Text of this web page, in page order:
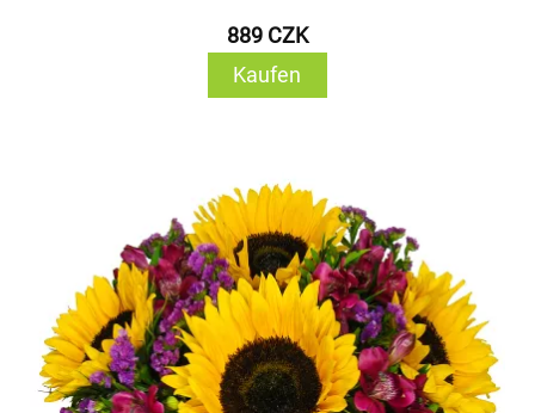
889 CZK
Kaufen